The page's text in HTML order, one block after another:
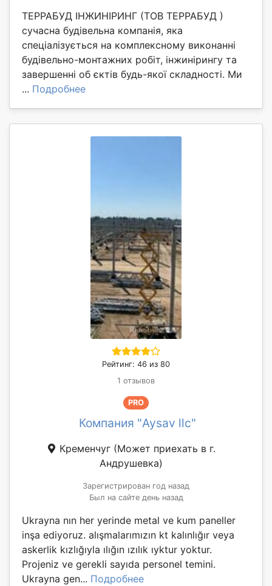
ТЕРРАБУД ІНЖИНІРИНГ (ТОВ ТЕРРАБУД )
сучасна будівельна компанія, яка
спеціалізується на комплексному виконанні
будівельно-монтажних робіт, інжинірингу та
завершенні об єктів будь-якої складності. Ми
... Подробнее
Рейтинг: 46 из 80
1 отзывов
PRO
Компания "Aysav llc"
Кременчуг (Может приехать в г.
Андрушевка)
Зарегистрирован год назад
Был на сайте день назад
Ukrayna nın her yerinde metal ve kum paneller
inşa ediyoruz. alışmalarımızın kt kalınlığır veya
askerlik kızlığıyla ılığın ızılık ıyktur yoktur.
Projeniz ve gerekli sayıda personel temini.
Ukrayna gen... Подробнее